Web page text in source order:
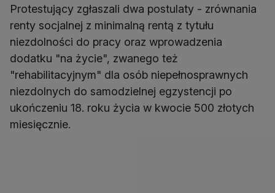
Protestujący zgłaszali dwa postulaty - zrównania
renty socjalnej z minimalną rentą z tytułu
niezdolności do pracy oraz wprowadzenia
dodatku "na życie", zwanego też
"rehabilitacyjnym" dla osób niepełnosprawnych
niezdolnych do samodzielnej egzystencji po
ukończeniu 18. roku życia w kwocie 500 złotych
miesięcznie.